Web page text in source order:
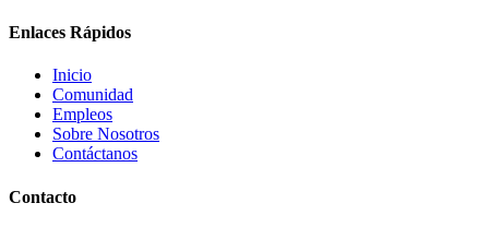
Enlaces Rápidos
Inicio
Comunidad
Empleos
Sobre Nosotros
Contáctanos
Contacto